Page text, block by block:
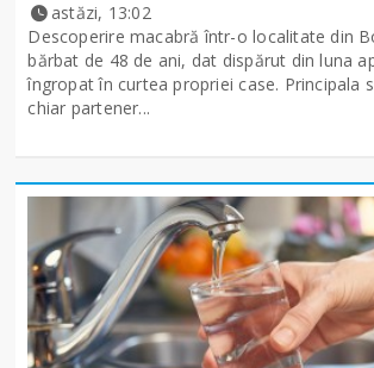
astăzi, 13:02
Descoperire macabră într-o localitate din
bărbat de 48 de ani, dat dispărut din luna
îngropat în curtea propriei case. Principala
chiar partener...